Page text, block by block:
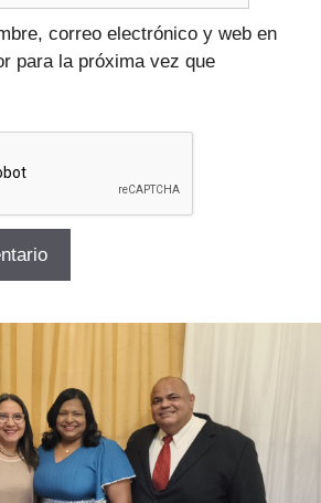
correo electrónico y web en
para la próxima vez que